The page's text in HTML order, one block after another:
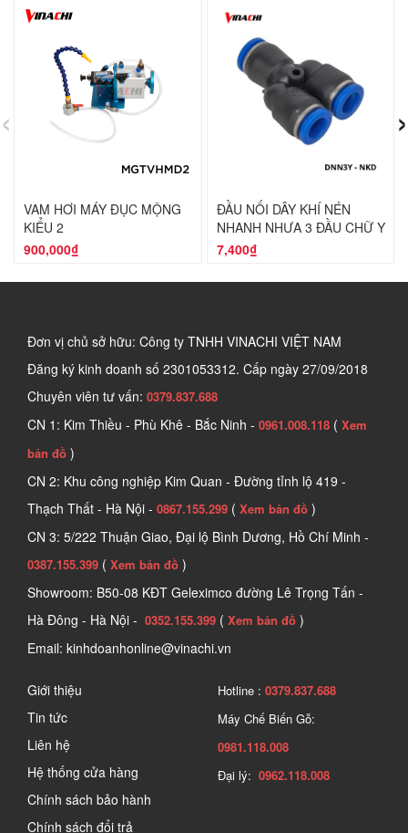
VAM HƠI MÁY ĐỤC MỘNG
KIỂU 2
900,000₫
ĐẦU NỐI DÂY KHÍ NÉN
NHANH NHỰA 3 ĐẦU CHỮ Y
7,400₫
‹ ›
Đơn vị chủ sở hữu: Công ty TNHH VINACHI VIỆT NAM
Đăng ký kinh doanh số 2301053312. Cấp ngày 27/09/2018
Chuyên viên tư vấn: 0379.837.688
CN 1: Kim Thiều - Phù Khê - Bắc Ninh - 0961.008.118 ( Xem
bản đồ )
CN 2: Khu công nghiệp Kim Quan - Đường tỉnh lộ 419 -
Thạch Thất - Hà Nội - 0867.155.299 ( Xem bản đồ )
CN 3: 5/222 Thuận Giao, Đại lộ Bình Dương, Hồ Chí Minh -
0387.155.399 ( Xem bản đồ )
Showroom: B50-08 KĐT Geleximco đường Lê Trọng Tấn -
Hà Đông - Hà Nội - 0352.155.399 ( Xem bản đồ )
Email: kinhdoanhonline@vinachi.vn
Giới thiệu
Tin tức
Liên hệ
Hệ thống cửa hàng
Chính sách bảo hành
Chính sách đổi trả
Hotline : 0379.837.688
Máy Chế Biến Gỗ:
0981.118.008
Đại lý: 0962.118.008